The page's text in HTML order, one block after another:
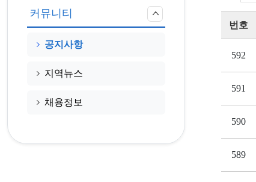
커뮤니티
공지사항
지역뉴스
채용정보
번호
592
591
590
589